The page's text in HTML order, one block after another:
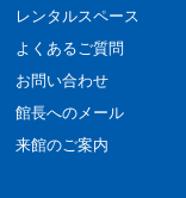
レンタルスペース
よくあるご質問
お問い合わせ
館長へのメール
来館のご案内